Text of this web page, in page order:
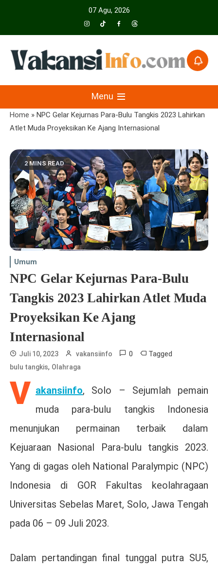
07 Agu, 2026
VakansiinfoMenu
Home » NPC Gelar Kejurnas Para-Bulu Tangkis 2023 Lahirkan
Atlet Muda Proyeksikan Ke Ajang Internasional
2 MINS READ
Umum
NPC Gelar Kejurnas Para-Bulu
Tangkis 2023 Lahirkan Atlet Muda
Proyeksikan Ke Ajang
Internasional
Juli 10, 2023 vakansiinfo 0 Tagged
bulu tangkis, Olahraga
V akansiinfo, Solo – Sejumlah pemain
muda para-bulu tangkis Indonesia
menunjukan permainan terbaik dalam
Kejuaraan Nasional Para-bulu tangkis 2023.
Yang di gagas oleh National Paralympic (NPC)
Indonesia di GOR Fakultas keolahragaan
Universitas Sebelas Maret, Solo, Jawa Tengah
pada 06 – 09 Juli 2023.
Dalam pertandingan final tunggal putra SU5,